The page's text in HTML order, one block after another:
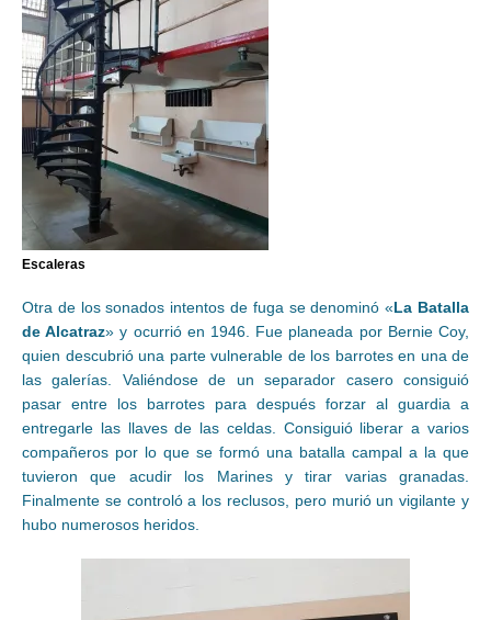
Escaleras
Otra de los sonados intentos de fuga se denominó «La Batalla
de Alcatraz» y ocurrió en 1946. Fue planeada por Bernie Coy,
quien descubrió una parte vulnerable de los barrotes en una de
las galerías. Valiéndose de un separador casero consiguió
pasar entre los barrotes para después forzar al guardia a
entregarle las llaves de las celdas. Consiguió liberar a varios
compañeros por lo que se formó una batalla campal a la que
tuvieron que acudir los Marines y tirar varias granadas.
Finalmente se controló a los reclusos, pero murió un vigilante y
hubo numerosos heridos.